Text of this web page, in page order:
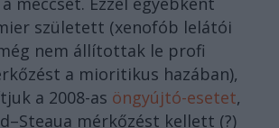
született (xenofób lelátói
nem állítottak le profi
a mioritikus hazában),
a 2008-as öngyújtó-esetet,
mérkőzést kellett (?)